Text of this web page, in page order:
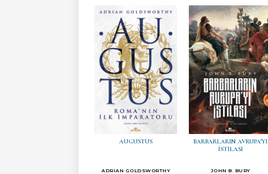
AUGUSTUS
ADRIAN GOLDSWORTHY
BARBARLARIN AVRUPA’YI
İSTİLASI
JOHN B. BURY